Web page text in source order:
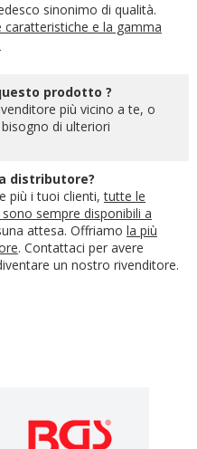
sinonimo di qualità.
caratteristiche e la gamma
prodotto ?
più vicino a te, o
di ulteriori
distributore?
più i tuoi clienti,tutte le
sempre disponibili a
attesa. Offriamo la più
. Contattaci per avere
un nostro rivenditore.